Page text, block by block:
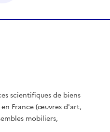
scientifiques de biens
France (œuvres d'art,
mobiliers,